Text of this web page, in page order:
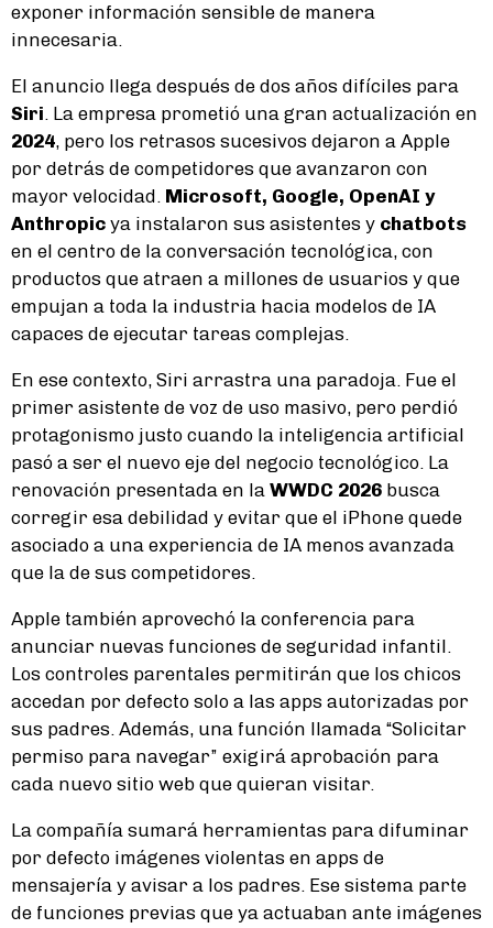
exponer información sensible de manera
innecesaria.
El anuncio llega después de dos años difíciles para
Siri. La empresa prometió una gran actualización en
2024, pero los retrasos sucesivos dejaron a Apple
por detrás de competidores que avanzaron con
mayor velocidad. Microsoft, Google, OpenAI y
Anthropic ya instalaron sus asistentes y chatbots
en el centro de la conversación tecnológica, con
productos que atraen a millones de usuarios y que
empujan a toda la industria hacia modelos de IA
capaces de ejecutar tareas complejas.
En ese contexto, Siri arrastra una paradoja. Fue el
primer asistente de voz de uso masivo, pero perdió
protagonismo justo cuando la inteligencia artificial
pasó a ser el nuevo eje del negocio tecnológico. La
renovación presentada en la WWDC 2026 busca
corregir esa debilidad y evitar que el iPhone quede
asociado a una experiencia de IA menos avanzada
que la de sus competidores.
Apple también aprovechó la conferencia para
anunciar nuevas funciones de seguridad infantil.
Los controles parentales permitirán que los chicos
accedan por defecto solo a las apps autorizadas por
sus padres. Además, una función llamada “Solicitar
permiso para navegar” exigirá aprobación para
cada nuevo sitio web que quieran visitar.
La compañía sumará herramientas para difuminar
por defecto imágenes violentas en apps de
mensajería y avisar a los padres. Ese sistema parte
de funciones previas que ya actuaban ante imágenes